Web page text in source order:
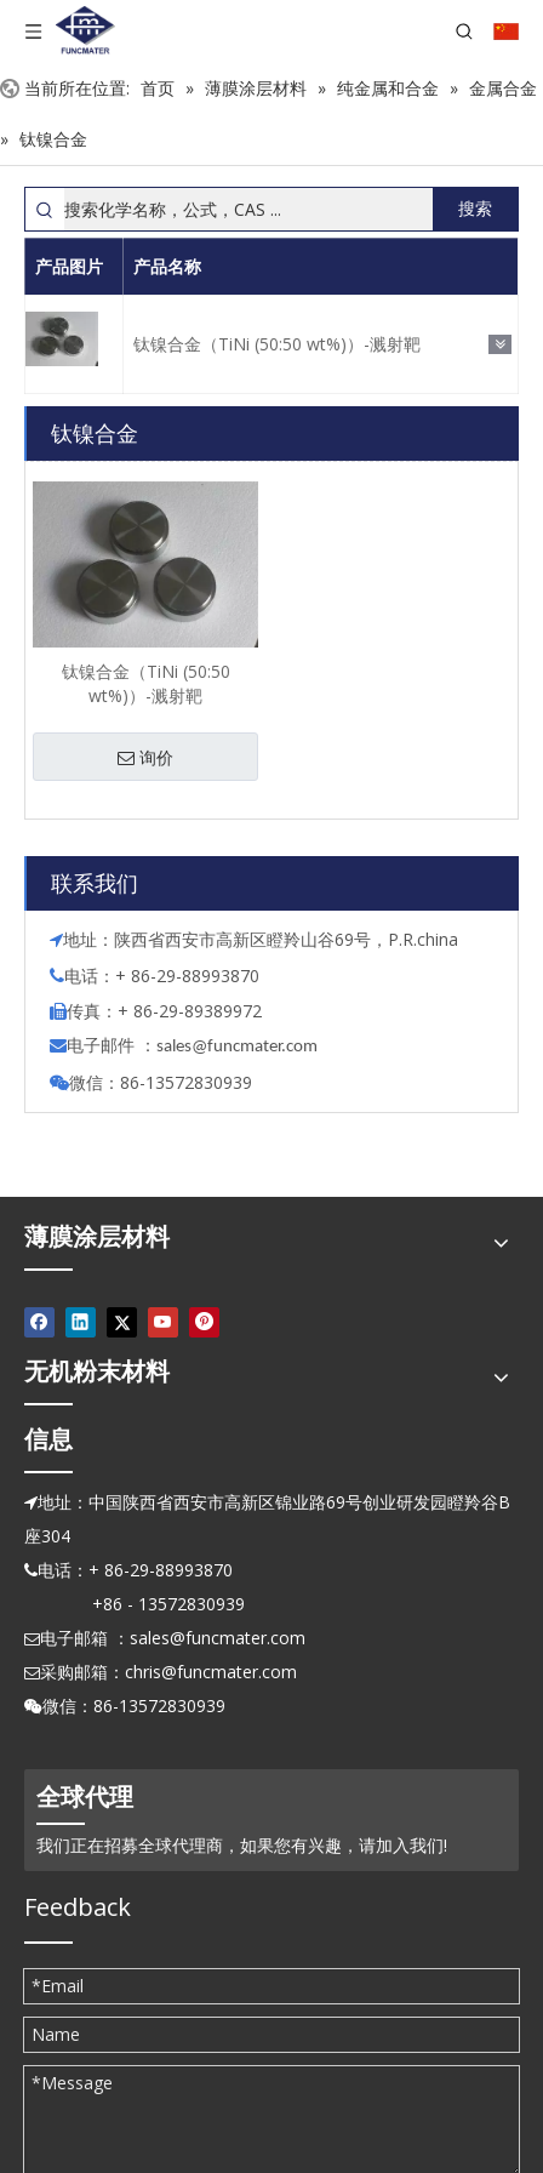
当前所在位置: 首页 » 薄膜涂层材料 » 纯金属和合金 » 金属合金
» 钛镍合金
搜索
产品图片 产品名称
钛镍合金（TiNi (50:50 wt%)）-溅射靶
钛镍合金
钛镍合金（TiNi (50:50
wt%)）-溅射靶
询价
联系我们
地址：陕西省西安市高新区瞪羚山谷69号，P.R.china
电话：+ 86-29-88993870
传真：+ 86-29-89389972
电子邮件 ： sales@funcmater.com
微信：86-13572830939
薄膜涂层材料
无机粉末材料
信息
地址：中国陕西省西安市高新区锦业路69号创业研发园瞪羚谷B
座304
电话：+ 86-29-88993870
+86 - 13572830939
电子邮箱 ： sales@funcmater.com
采购邮箱： chris@funcmater.com
微信：86-13572830939
全球代理
我们正在招募全球代理商，如果您有兴趣，请加入我们!
Feedback